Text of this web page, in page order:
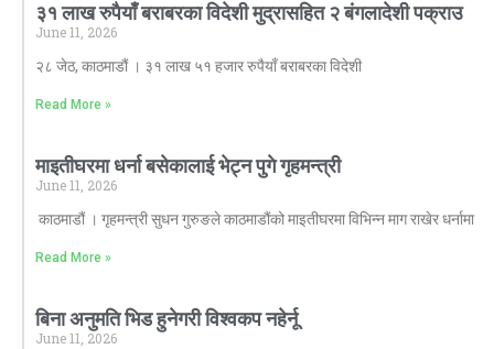
३१ लाख रुपैयाँ बराबरका विदेशी मुद्रासहित २ बंगलादेशी पक्राउ
June 11, 2026
२८ जेठ, काठमाडौं । ३१ लाख ५१ हजार रुपैयाँ बराबरका विदेशी
Read More »
माइतीघरमा धर्ना बसेकालाई भेट्न पुगे गृहमन्त्री
June 11, 2026
काठमाडौं । गृहमन्त्री सुधन गुरुङले काठमाडौंको माइतीघरमा विभिन्न माग राखेर धर्नामा
Read More »
बिना अनुमति भिड हुनेगरी विश्वकप नहेर्नू
June 11, 2026